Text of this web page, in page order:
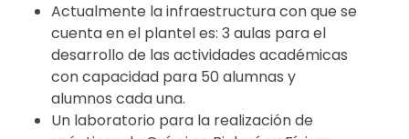
Actualmente la infraestructura con que se
cuenta en el plantel es: 3 aulas para el
desarrollo de las actividades académicas
con capacidad para 50 alumnas y
alumnos cada una.
Un laboratorio para la realización de